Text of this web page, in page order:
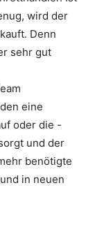
wird der
Denn
sehr gut
eine
oder die -
und der
benötigte
in neuen